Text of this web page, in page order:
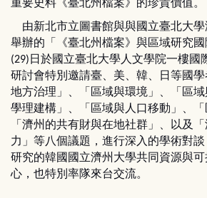
重要史料《臺北州檔案》的珍貴價值。
由新北市立圖書館與與國立臺北大
舉辦的「《臺北州檔案》與區域研究
(29) 日於國立臺北大學人文學院一樓國
研討會特別邀請臺、美、韓、日等國
地方治理」、「區域與環境」、「區
學理建構」、「區域與人口移動」、「
「濟州的共有財與在地社群」、以及
力」等八個議題，進行深入的學術對
研究的韓國國立濟州大學共同資源與
心，也特別率隊來台交流。